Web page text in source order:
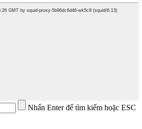
Nhấn Enter để tìm kiếm hoặc ESC